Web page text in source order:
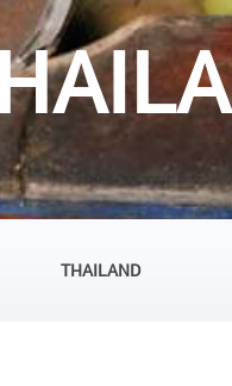
THAILAND